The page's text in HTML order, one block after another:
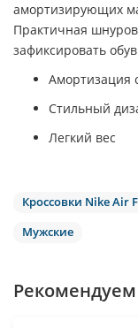
амортизирующих
Практичная
зафиксировать
Амортизация
Стильный
Легкий вес
Кроссовки Nike Air
Мужские